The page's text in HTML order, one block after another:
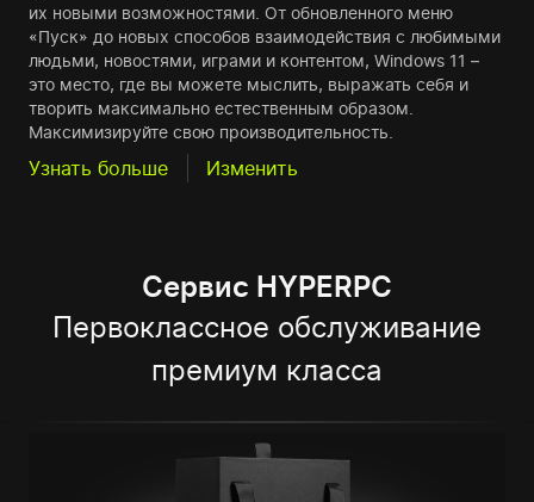
их новыми возможностями. От обновленного меню
«Пуск» до новых способов взаимодействия с любимыми
людьми, новостями, играми и контентом, Windows 11 –
это место, где вы можете мыслить, выражать себя и
творить максимально естественным образом.
Максимизируйте свою производительность.
Узнать больше Изменить
Сервис HYPERPC
Первоклассное обслуживание
премиум класса